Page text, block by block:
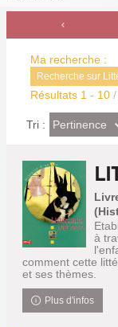
Ma recherche :
Recherche sur
Résultats 1 - 10
Tri : (Effet
imédiat)
Pertinence
à
comment cette
et ses thèmes.
Plus d'infos